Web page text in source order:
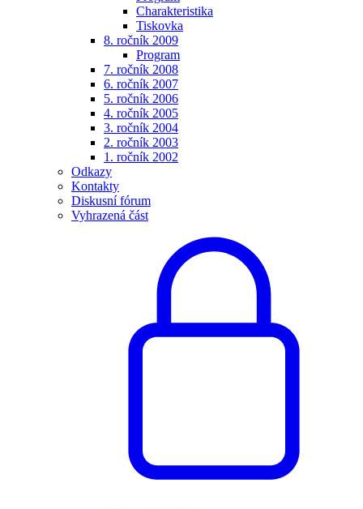
Charakteristika
Tiskovka
8. ročník 2009
Program
7. ročník 2008
6. ročník 2007
5. ročník 2006
4. ročník 2005
3. ročník 2004
2. ročník 2003
1. ročník 2002
Odkazy
Kontakty
Diskusní fórum
Vyhrazená část